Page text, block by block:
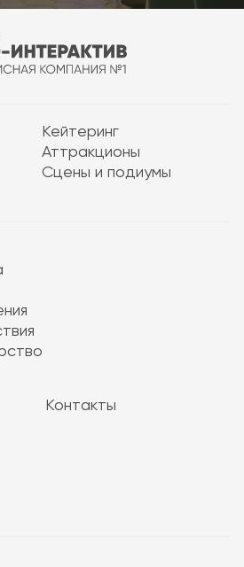
Кейтеринг
Аттракционы
Сцены и подиумы
Контакты